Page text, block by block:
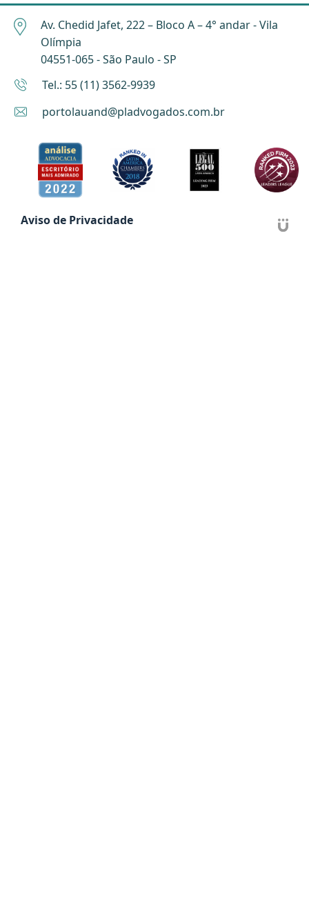
Av. Chedid Jafet, 222 – Bloco A – 4° andar - Vila
Olímpia
04551-065 - São Paulo - SP
Tel.: 55 (11) 3562-9939
portolauand@pladvogados.com.br
Aviso de Privacidade